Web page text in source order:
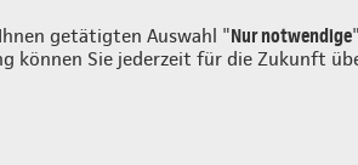
getätigten Auswahl "Nur notwendige
können Sie jederzeit für die Zukunft